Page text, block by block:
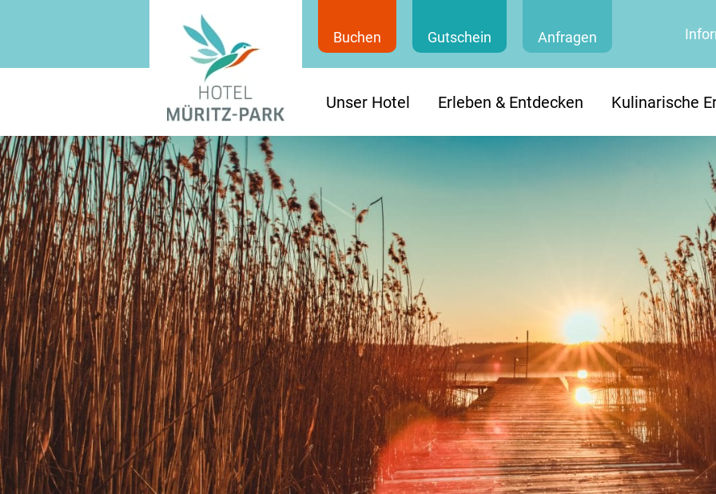
Buchen Gutschein Anfragen
Unser Hotel Erleben & Entdecken Kulinarische